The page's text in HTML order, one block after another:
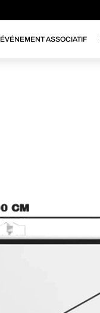
ÉVÉNEMENT ASSOCIATIF